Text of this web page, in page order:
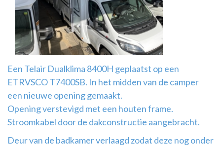
Airco
montage
Een Telair Dualklima 8400H geplaatst op een
ETRVSCO T7400SB. In het midden van de camper
een nieuwe opening gemaakt.
Opening verstevigd met een houten frame.
Stroomkabel door de dakconstructie aangebracht.
Deur van de badkamer verlaagd zodat deze nog onder